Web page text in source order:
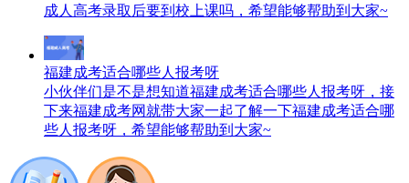
成人高考录取后要到校上课吗，希望能够帮助到大家~
福建成考适合哪些人报考呀
小伙伴们是不是想知道福建成考适合哪些人报考呀，接
下来福建成考网就带大家一起了解一下福建成考适合哪
些人报考呀，希望能够帮助到大家~